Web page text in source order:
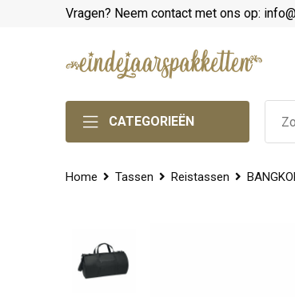
Vragen? Neem contact met ons op:
CATEGORIEËN
Home Tassen Reistassen